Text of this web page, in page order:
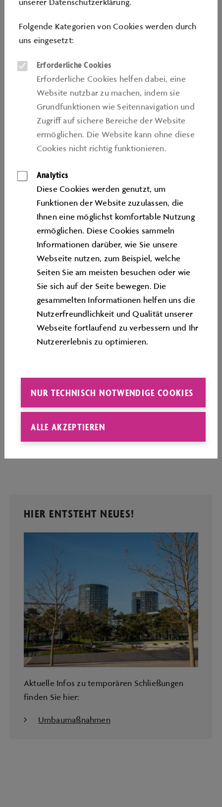
Marken & Erlebnis-Shop“im Zeithaus / Konzernwelt mit
Fahrzeugausstellung Kundencenter
Täglich 10:00 bis 18:00 Uhr
Spielattraktionen (u.a. Rutschen)
Täglich 12:00 bis 18:00 Uhr (wetterabhängig von April
Offroad-Trainings / Fahrsicherheitsangebote
Täglich von 10:30 bis 17:00 Uhr
Abholerwelt (Anmeldung für Fahrzeugabholerinnen und -
abholer)
Täglich von 08:00 bis 16:00 Uhr
Volkswagen Zubehör Shop
Täglich von 10:00 bis 18:00 Uhr
Restaurants
Die Öffnungszeiten der Autostadt Restaurants finden
www.autostadt.de/restaurants
Auch nachdem unsere Ausstellungen, das Zeithaus
haben, können Sie außerhalb der Eventzeiten abends
unsere Restaurants besuchen oder durch die
Änderungen vorbehalten
HIER ENTSTEHT NEUES!
Aktuelle Infos zu temporären Schließungen
finden Sie hier:
Umbaumaßnahmen
Folgende Kategorien von Cookies werden durch
uns eingesetzt:
Erforderliche Cookies
Erforderliche Cookies helfen dabei, eine
Website nutzbar zu machen, indem sie
Grundfunktionen wie Seitennavigation und
Zugriﬀ auf sichere Bereiche der Website
ermöglichen. Die Website kann ohne diese
Cookies nicht richtig funktionieren.
Analytics
Diese Cookies werden genutzt, um
Funktionen der Website zuzulassen, die
Ihnen eine möglichst komfortable Nutzung
ermöglichen. Diese Cookies sammeln
Informationen darüber, wie Sie unsere
Webseite nutzen, zum Beispiel, welche
Seiten Sie am meisten besuchen oder wie
Sie sich auf der Seite bewegen. Die
gesammelten Informationen helfen uns die
Nutzerfreundlichkeit und Qualität unserer
Webseite fortlaufend zu verbessern und Ihr
Nutzererlebnis zu optimieren.
NUR TECHNISCH NOTWENDIGE COOKIES
ALLE AKZEPTIEREN